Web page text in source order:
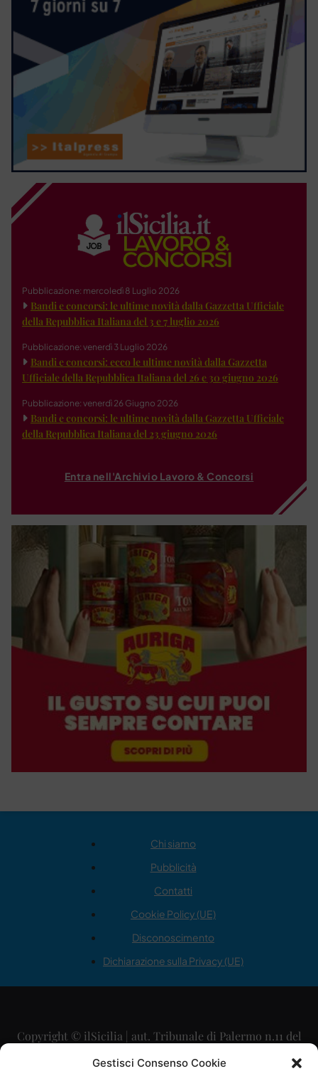
Gestisci Consenso Cookie
Pubblicazione: mercoledì 8 Luglio 2026
Bandi e concorsi: le ultime novità dalla Gazzetta Ufficiale
della Repubblica Italiana del 3 e 7 luglio 2026
Pubblicazione: venerdì 3 Luglio 2026
Bandi e concorsi: ecco le ultime novità dalla Gazzetta
Ufficiale della Repubblica Italiana del 26 e 30 giugno 2026
Pubblicazione: venerdì 26 Giugno 2026
Bandi e concorsi: le ultime novità dalla Gazzetta Ufficiale
della Repubblica Italiana del 23 giugno 2026
Entra nell'Archivio Lavoro & Concorsi
Chi siamo
Pubblicità
Contatti
Cookie Policy (UE)
Disconoscimento
Dichiarazione sulla Privacy (UE)
Copyright © ilSicilia | aut. Tribunale di Palermo n.11 del
29/09/2015